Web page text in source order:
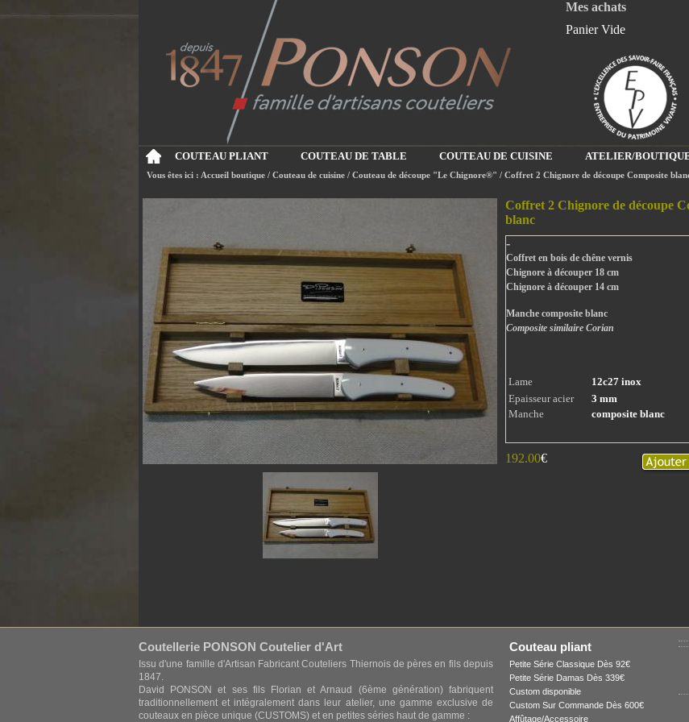
Mes achats
Panier Vide
COUTEAU PLIANT COUTEAU DE TABLE COUTEAU DE CUISINE ATELIER/
Vous êtes ici : Accueil boutique / Couteau de cuisine / Couteau de découpe "Le Chignore®" / Coffret 2 Chignore de découpe Composite
Coffret 2 Chignore de découpe
blanc
-
Coffret en bois de chêne vernis
Chignore à découper 18 cm
Chignore à découper 14 cm
Manche composite blanc
Composite similaire Corian
Lame
12c27 inox
Epaisseur acier
3 mm
Manche
composite blanc
192.00€
Coutellerie PONSON Coutelier d'Art
Issu d'une famille d'Artisan Fabricant Couteliers Thiernois de pères en fils depuis
1847.
David PONSON et ses fils Florian et Arnaud (6ème génération) fabriquent
traditionnellement et intégralement dans leur atelier, une gamme exclusive de
couteaux en pièce unique (CUSTOMS) et en petites séries haut de gamme :
Couteau pliant
Petite Série Classique Dès 92€
Petite Série Damas Dès 339€
Custom disponible
Custom Sur Commande Dès 600€
Affûtage/Accessoire